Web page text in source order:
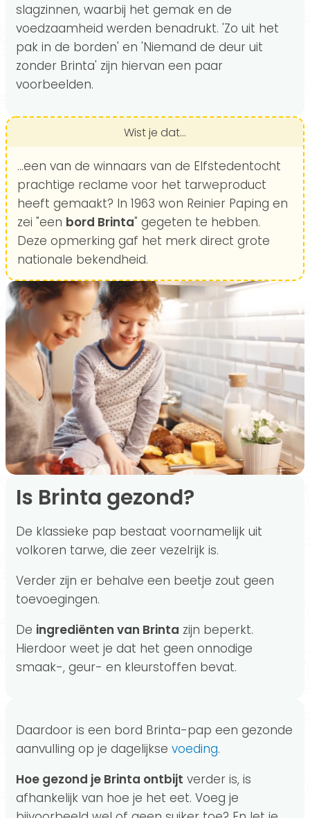
slagzinnen, waarbij het gemak en de
voedzaamheid werden benadrukt. 'Zo uit het
pak in de borden' en 'Niemand de deur uit
zonder Brinta' zijn hiervan een paar
voorbeelden.
Wist je dat...
...een van de winnaars van de Elfstedentocht
prachtige reclame voor het tarweproduct
heeft gemaakt? In 1963 won Reinier Paping en
zei "een bord Brinta" gegeten te hebben.
Deze opmerking gaf het merk direct grote
nationale bekendheid.
Is Brinta gezond?
De klassieke pap bestaat voornamelijk uit
volkoren tarwe, die zeer vezelrijk is.
Verder zijn er behalve een beetje zout geen
toevoegingen.
De ingrediënten van Brinta zijn beperkt.
Hierdoor weet je dat het geen onnodige
smaak-, geur- en kleurstoffen bevat.
Daardoor is een bord Brinta-pap een gezonde
aanvulling op je dagelijkse voeding.
Hoe gezond je Brinta ontbijt verder is, is
afhankelijk van hoe je het eet. Voeg je